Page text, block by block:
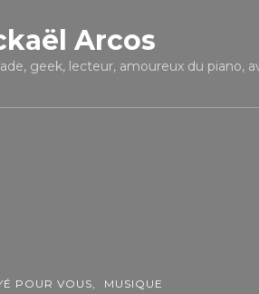
Arcos
geek, lecteur, amoureux du piano,
POUR VOUS MUSIQUE